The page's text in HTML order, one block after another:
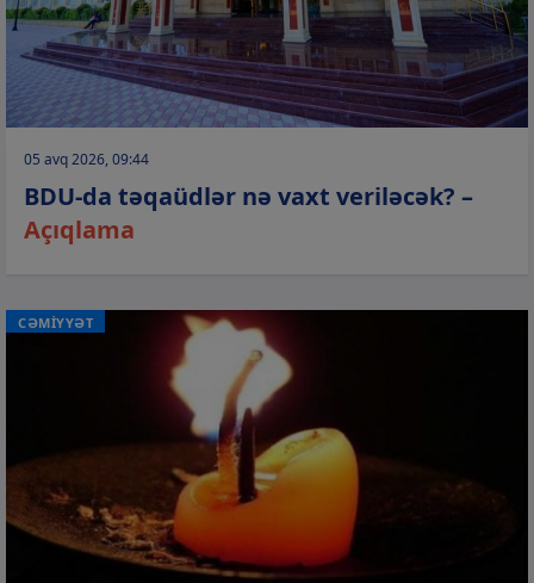
05 avq 2026, 09:44
BDU-da təqaüdlər nə vaxt veriləcək? –
Açıqlama
CƏMİYYƏT